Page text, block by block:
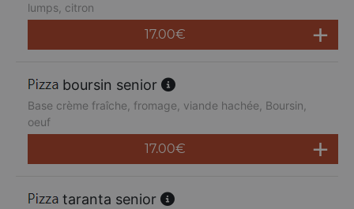
lumps, citron
17.00€
boursin senior
Base crème fraîche, fromage, viande hachée, Boursin,
oeuf
17.00€
taranta senior